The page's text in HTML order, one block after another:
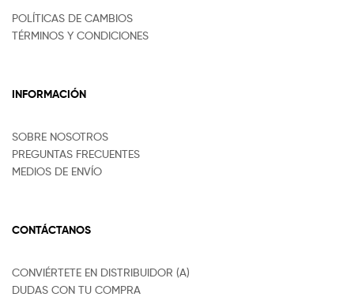
POLÍTICAS DE CAMBIOS
TÉRMINOS Y CONDICIONES
INFORMACIÓN
SOBRE NOSOTROS
PREGUNTAS FRECUENTES
MEDIOS DE ENVÍO
CONTÁCTANOS
CONVIÉRTETE EN DISTRIBUIDOR (A)
DUDAS CON TU COMPRA